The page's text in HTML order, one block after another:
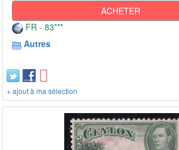
ACHETER
FR - 83***
Autres
+ ajout à ma sélection